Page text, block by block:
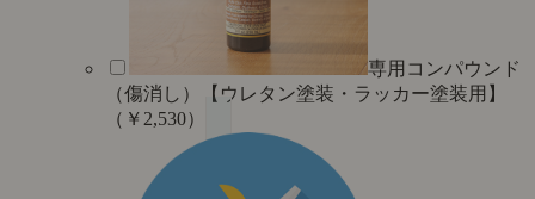
専用コンパウンド
（傷消し）【ウレタン塗装・ラッカー塗装用】
（￥2,530）